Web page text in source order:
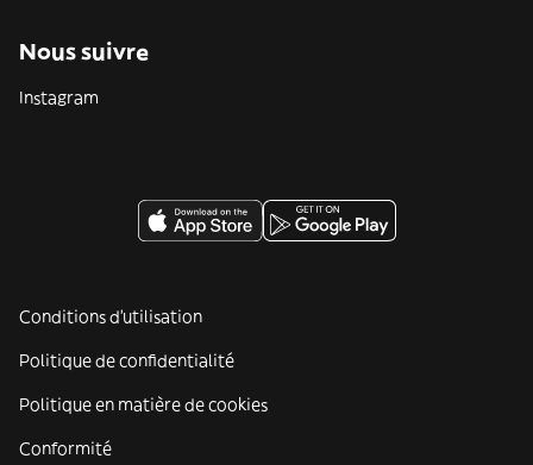
Nous suivre
Instagram
Conditions d'utilisation
Politique de confidentialité
Politique en matière de cookies
Conformité